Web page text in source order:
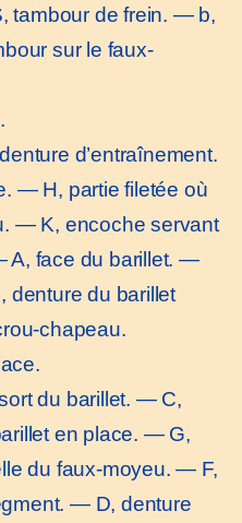
tambour de frein. — b,
sur le faux-
d’entraînement.
— H, partie filetée où
— K, encoche servant
A, face du barillet. —
denture du barillet
chapeau.
du barillet. — C,
en place. — G,
du faux-moyeu. — F,
— D, denture